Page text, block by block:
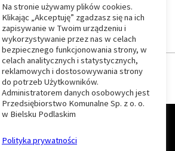
⏶
Wróć
do
początku
strony
Grupa Computer Plus Sp. z o.o.
ciasteczka (cookies) w celu
wygody podczas korzystania
Na stronie używamy plików cookies.
Klikając „Akceptuję” zgadzasz się na ich
zapisywanie w Twoim urządzeniu i
wykorzystywanie przez nas w celach
bezpiecznego funkcjonowania strony, w
celach analitycznych i statystycznych,
reklamowych i dostosowywania strony
do potrzeb Użytkowników.
Administratorem danych osobowych jest
Przedsiębiorstwo Komunalne Sp. z o. o.
w Bielsku Podlaskim
Polityka prywatności